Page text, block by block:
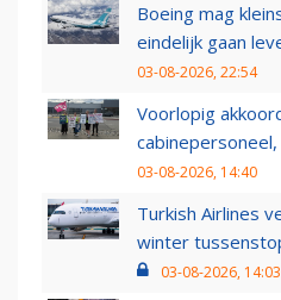
Boeing mag
eindelijk gaan
03-08-2026, 22:54
Voorlopig
03-08-2026, 14:40
Turkish Airlines
winter
03-08-2026, 14:03